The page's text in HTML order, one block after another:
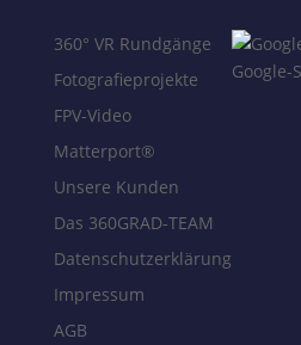
360° VR Rundgänge
Fotografieprojekte
FPV-Video
Matterport®
Unsere Kunden
Das 360GRAD-TEAM
Datenschutzerklärung
Impressum
AGB
Google-